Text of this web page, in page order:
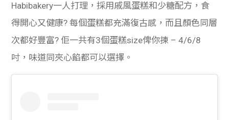
Habibakery一人打理，採用戚風蛋糕和少糖配方，食
得開心又健康? 每個蛋糕都充滿復古感，而且顏色同層
次都好豐富? 佢一共有3個蛋糕size俾你揀 – 4/6/8
吋，味道同夾心餡都可以選擇。